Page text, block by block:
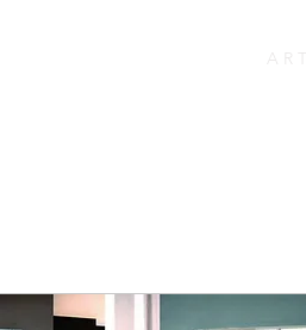
A R